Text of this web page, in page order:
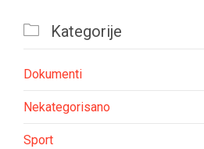
 Kategorije
Dokumenti
Nekategorisano
Sport